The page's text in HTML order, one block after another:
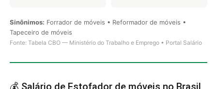
Sinônimos: Forrador de móveis • Reformador de móveis •
Tapeceiro de móveis
Fonte: Tabela CBO — Ministério do Trabalho e Emprego • Portal Salário
💰 Salário de Estofador de móveis no Brasil